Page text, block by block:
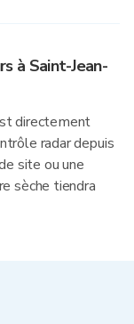
à Saint-Jean-
directement
radar depuis
site ou une
sèche tiendra